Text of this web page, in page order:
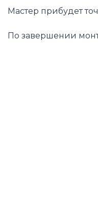
Мастер прибудет
По завершении